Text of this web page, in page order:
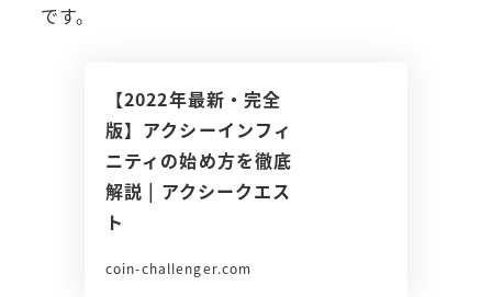
です。
【2022年最新・完全
版】アクシーインフィ
ニティの始め方を徹底
解説 | アクシークエス
ト
coin-challenger.com